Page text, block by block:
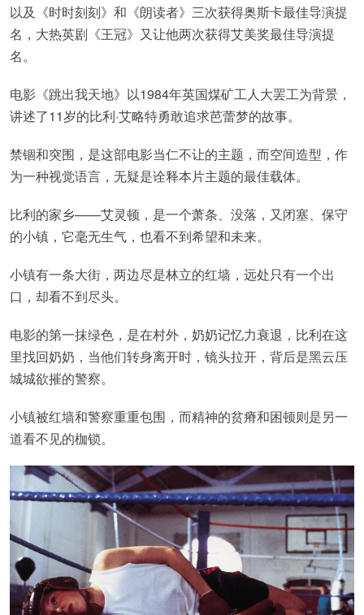
以及《时时刻刻》和《朗读者》三次获得奥斯卡最佳导演提
名，大热英剧《王冠》又让他两次获得艾美奖最佳导演提
名。
电影《跳出我天地》以1984年英国煤矿工人大罢工为背景，
讲述了11岁的比利·艾略特勇敢追求芭蕾梦的故事。
禁锢和突围，是这部电影当仁不让的主题，而空间造型，作
为一种视觉语言，无疑是诠释本片主题的最佳载体。
比利的家乡——艾灵顿，是一个萧条、没落，又闭塞、保守
的小镇，它毫无生气，也看不到希望和未来。
小镇有一条大街，两边尽是林立的红墙，远处只有一个出
口，却看不到尽头。
电影的第一抹绿色，是在村外，奶奶记忆力衰退，比利在这
里找回奶奶，当他们转身离开时，镜头拉开，背后是黑云压
城城欲摧的警察。
小镇被红墙和警察重重包围，而精神的贫瘠和困顿则是另一
道看不见的枷锁。